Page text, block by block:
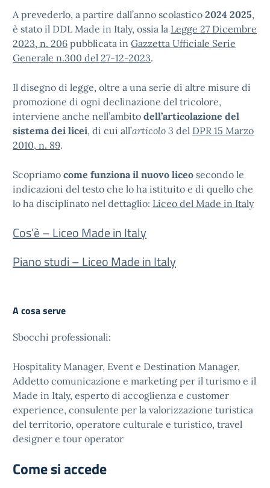
A prevederlo, a partire dall’anno scolastico 2024 2025,
è stato il DDL Made in Italy, ossia la Legge 27 Dicembre
2023, n. 206 pubblicata in Gazzetta Ufficiale Serie
Generale n.300 del 27-12-2023.
Il disegno di legge, oltre a una serie di altre misure di
promozione di ogni declinazione del tricolore,
interviene anche nell’ambito dell’articolazione del
sistema dei licei, di cui all’articolo 3 del DPR 15 Marzo
2010, n. 89.
Scopriamo come funziona il nuovo liceo secondo le
indicazioni del testo che lo ha istituito e di quello che
lo ha disciplinato nel dettaglio: Liceo del Made in Italy
Cos’è – Liceo Made in Italy
Piano studi – Liceo Made in Italy
A cosa serve
Sbocchi professionali:
Hospitality Manager, Event e Destination Manager,
Addetto comunicazione e marketing per il turismo e il
Made in Italy, esperto di accoglienza e customer
experience, consulente per la valorizzazione turistica
del territorio, operatore culturale e turistico, travel
designer e tour operator
Come si accede